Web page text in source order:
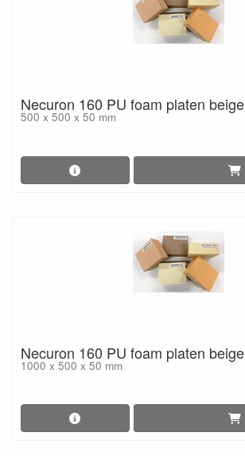
Necuron 160 PU foam platen beige
500 x 500 x 50 mm
Necuron 160 PU foam platen beige
1000 x 500 x 50 mm